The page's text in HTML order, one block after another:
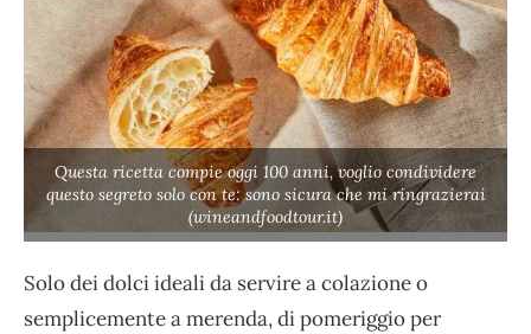
Questa ricetta compie oggi 100 anni, voglio condividere
questo segreto solo con te: sono sicura che mi ringrazierai
(wineandfoodtour.it)
Solo dei dolci ideali da servire a colazione o
semplicemente a merenda, di pomeriggio per